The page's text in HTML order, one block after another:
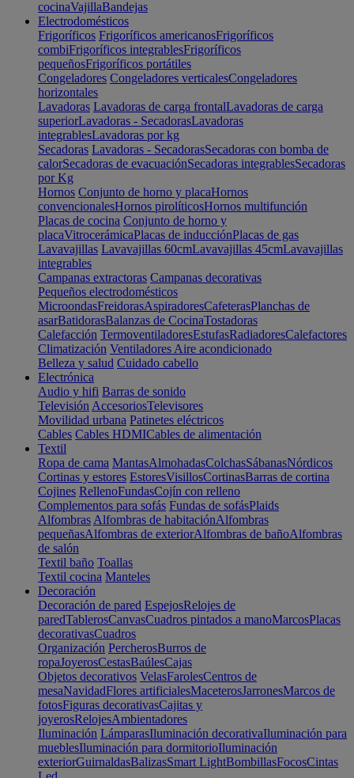
cocinaVajillaBandejas
Electrodomésticos
Frigoríficos Frigoríficos americanosFrigoríficos
combiFrigoríficos integrablesFrigoríficos
pequeñosFrigoríficos portátiles
Congeladores Congeladores verticalesCongeladores
horizontales
Lavadoras Lavadoras de carga frontalLavadoras de carga
superiorLavadoras - SecadorasLavadoras
integrablesLavadoras por kg
Secadoras Lavadoras - SecadorasSecadoras con bomba de
calorSecadoras de evacuaciónSecadoras integrablesSecadoras
por Kg
Hornos Conjunto de horno y placaHornos
convencionalesHornos pirolíticosHornos multifunción
Placas de cocina Conjunto de horno y
placaVitrocerámicaPlacas de inducciónPlacas de gas
Lavavajillas Lavavajillas 60cmLavavajillas 45cmLavavajillas
integrables
Campanas extractoras Campanas decorativas
Pequeños electrodomésticos
MicroondasFreidorasAspiradoresCafeterasPlanchas de
asarBatidorasBalanzas de CocinaTostadoras
Calefacción TermoventiladoresEstufasRadiadoresCalefactores
Climatización Ventiladores Aire acondicionado
Belleza y salud Cuidado cabello
Electrónica
Audio y hifi Barras de sonido
Televisión AccesoriosTelevisores
Movilidad urbana Patinetes eléctricos
Cables Cables HDMICables de alimentación
Textil
Ropa de cama MantasAlmohadasColchasSábanasNórdicos
Cortinas y estores EstoresVisillosCortinasBarras de cortina
Cojines RellenoFundasCojín con relleno
Complementos para sofás Fundas de sofásPlaids
Alfombras Alfombras de habitaciónAlfombras
pequeñasAlfombras de exteriorAlfombras de bañoAlfombras
de salón
Textil baño Toallas
Textil cocina Manteles
Decoración
Decoración de pared EspejosRelojes de
paredTablerosCanvasCuadros pintados a manoMarcosPlacas
decorativasCuadros
Organización PercherosBurros de
ropaJoyerosCestasBaúlesCajas
Objetos decorativos VelasFarolesCentros de
mesaNavidadFlores artificialesMaceterosJarronesMarcos de
fotosFiguras decorativasCajitas y
joyerosRelojesAmbientadores
Iluminación LámparasIluminación decorativaIluminación para
mueblesIluminación para dormitorioIluminación
exteriorGuirnaldasBalizasSmart LightBombillasFocosCintas